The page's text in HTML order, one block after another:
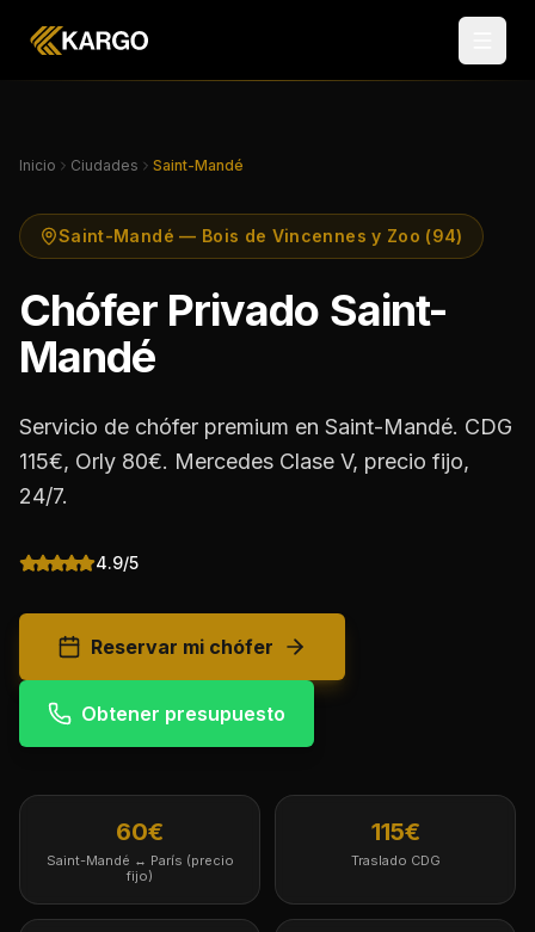
Inicio Ciudades Saint-Mandé
Saint-Mandé — Bois de Vincennes y Zoo (94)
Chófer Privado Saint-
Mandé
Servicio de chófer premium en Saint-Mandé. CDG
115€, Orly 80€. Mercedes Clase V, precio fijo,
24/7.
4.9/5
Reservar mi chófer
Obtener presupuesto
60€
Saint-Mandé ↔ París (precio
fijo)
115€
Traslado CDG